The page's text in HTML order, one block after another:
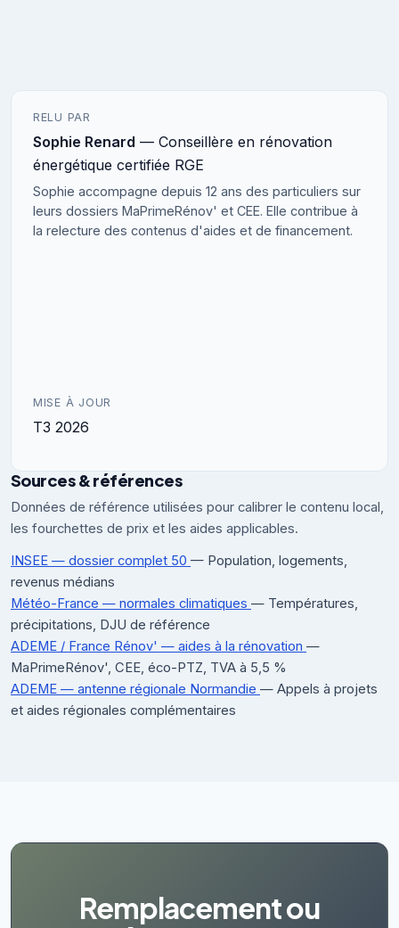
RELU PAR
Sophie Renard — Conseillère en rénovation
énergétique certifiée RGE
Sophie accompagne depuis 12 ans des particuliers sur
leurs dossiers MaPrimeRénov' et CEE. Elle contribue à
la relecture des contenus d'aides et de financement.
MISE À JOUR
T3 2026
Sources & références
Données de référence utilisées pour calibrer le contenu local,
les fourchettes de prix et les aides applicables.
INSEE — dossier complet 50 — Population, logements,
revenus médians
Météo-France — normales climatiques — Températures,
précipitations, DJU de référence
ADEME / France Rénov' — aides à la rénovation —
MaPrimeRénov', CEE, éco-PTZ, TVA à 5,5 %
ADEME — antenne régionale Normandie — Appels à projets
et aides régionales complémentaires
Remplacement ou